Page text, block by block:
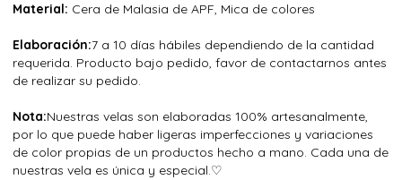
Material: Cera de Malasia de APF, Mica de colores
Elaboración:7 a 10 días hábiles dependiendo de la cantidad
requerida. Producto bajo pedido, favor de contactarnos antes
de realizar su pedido.
Nota:Nuestras velas son elaboradas 100% artesanalmente,
por lo que puede haber ligeras imperfecciones y variaciones
de color propias de un productos hecho a mano. Cada una de
nuestras vela es única y especial.♡